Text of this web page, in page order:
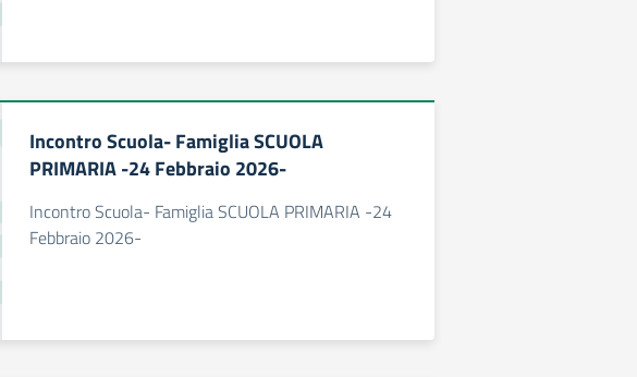
Incontro Scuola- Famiglia SCUOLA
PRIMARIA -24 Febbraio 2026-
Incontro Scuola- Famiglia SCUOLA PRIMARIA -24
Febbraio 2026-